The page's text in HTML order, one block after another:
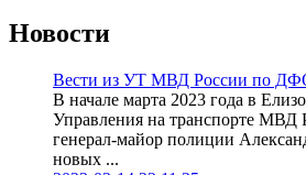
Новости
Вести из УТ МВД России по
В начале марта 2023 года в
Управления на транспорте
генерал-майор полиции
новых ...